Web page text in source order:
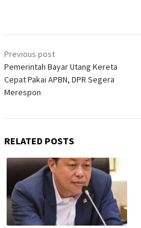
Post
navigation
Previous post
Pemerintah Bayar Utang Kereta
Cepat Pakai APBN, DPR Segera
Merespon
RELATED POSTS